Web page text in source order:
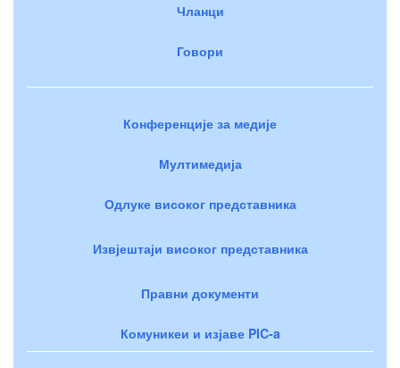
Чланци
Говори
Конференције за медије
Мултимедија
Одлуке високог представника
Извјештаји високог представника
Правни документи
Комуникеи и изјаве PIC-a